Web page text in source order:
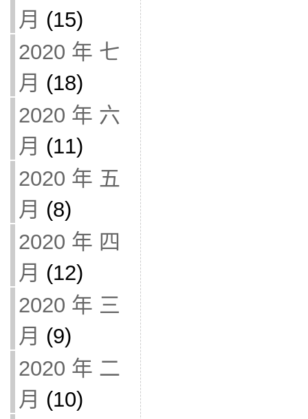
月 (15)
2020 年 七
月 (18)
2020 年 六
月 (11)
2020 年 五
月 (8)
2020 年 四
月 (12)
2020 年 三
月 (9)
2020 年 二
月 (10)